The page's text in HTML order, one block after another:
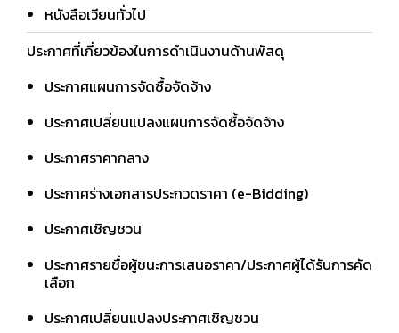
หนังสือเวียนทั่วไป
ประกาศที่เกี่ยวข้องในการดำเนินงานด้านพัสดุ
ประกาศแผนการจัดซื้อจัดจ้าง
ประกาศเปลี่ยนแปลงแผนการจัดซื้อจัดจ้าง
ประกาศราคากลาง
ประกาศร่างเอกสารประกวดราคา (e-Bidding)
ประกาศเชิญชวน
ประกาศรายชื่อผู้ชนะการเสนอราคา/ประกาศผู้ได้รับการคัด
เลือก
ประกาศเปลี่ยนแปลงประกาศเชิญชวน